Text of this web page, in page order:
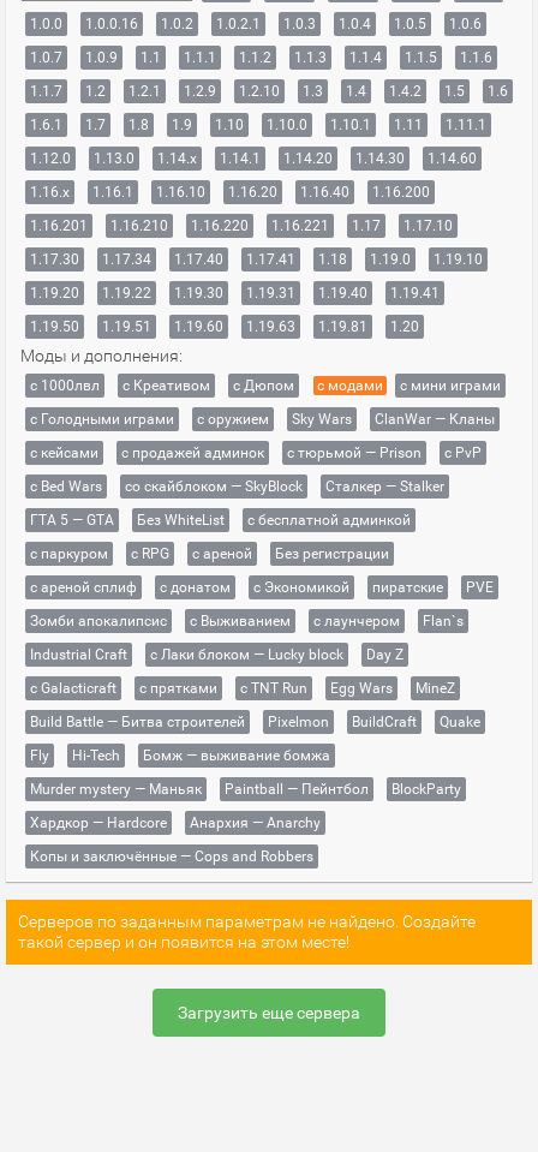
1.0.0
1.0.0.16 1.0.2 1.0.2.1 1.0.3 1.0.4 1.0.5
1.0.6
1.0.7
1.0.9 1.1 1.1.1 1.1.2 1.1.3 1.1.4 1.1.5
1.1.6
1.1.7
1.2 1.2.1 1.2.9 1.2.10 1.3 1.4 1.4.2 1.5
1.6
1.6.1
1.7 1.8 1.9 1.10 1.10.0 1.10.1 1.11
1.11.1
1.12.0
1.13.0 1.14.x 1.14.1 1.14.20 1.14.30
1.14.60
1.16.x
1.16.1 1.16.10 1.16.20 1.16.40
1.16.200
1.16.201
1.16.210 1.16.220 1.16.221 1.17
1.17.10
1.17.30
1.17.34 1.17.40 1.17.41 1.18 1.19.0
1.19.10
1.19.20
1.19.22 1.19.30 1.19.31 1.19.40
1.19.41
1.19.50
1.19.51 1.19.60 1.19.63 1.19.81 1.20
Моды и дополнения:
с 1000лвл c Креативом с Дюпом с модами
с мини играми
с Голодными играми
с оружием Sky Wars
ClanWar — Кланы
с кейсами
с продажей админок с тюрьмой — Prison
с PvP
с Bed Wars
со скайблоком — SkyBlock
Сталкер — Stalker
ГТА 5 — GTA
Без WhiteList
с бесплатной админкой
с паркуром
с RPG с ареной
Без регистрации
с ареной сплиф
с донатом с Экономикой пиратские
PVE
Зомби апокалипсис
с Выживанием с лаунчером
Flan`s
Industrial Craft
с Лаки блоком — Lucky block
Day Z
с Galacticraft
с прятками с TNT Run Egg Wars
MineZ
Build Battle — Битва строителей
Pixelmon BuildCraft
Quake
Fly
Hi-Tech
Бомж — выживание бомжа
Murder mystery — Маньяк
Paintball — Пейнтбол
BlockParty
Хардкор — Hardcore
Анархия — Anarchy
Копы и заключённые — Cops and Robbers
Серверов по заданным параметрам не найдено. Создайте
такой сервер и он появится на этом месте!
Загрузить еще сервера